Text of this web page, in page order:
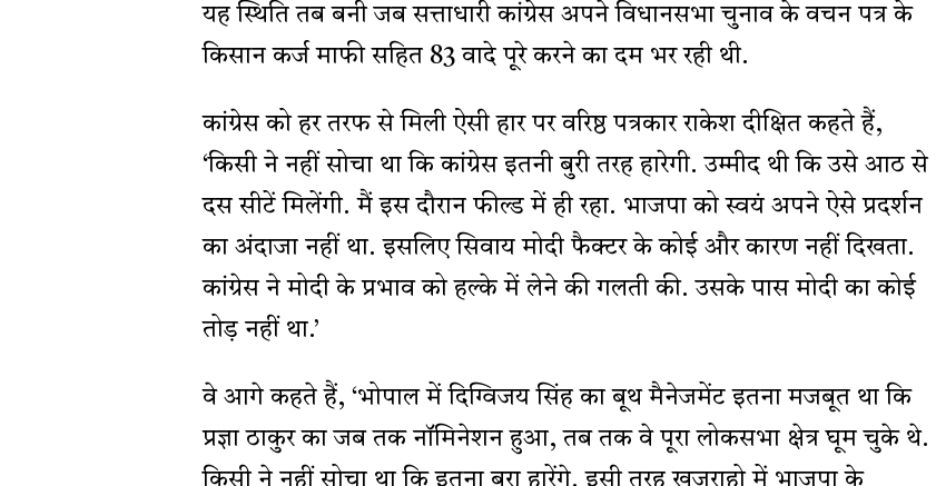
यह स्थिति तब बनी जब सत्ताधारी कांग्रेस अपने विधानसभा चुनाव के वचन पत्र के
किसान कर्ज माफी सहित 83 वादे पूरे करने का दम भर रही थी.
कांग्रेस को हर तरफ से मिली ऐसी हार पर वरिष्ठ पत्रकार राकेश दीक्षित कहते हैं,
‘किसी ने नहीं सोचा था कि कांग्रेस इतनी बुरी तरह हारेगी. उम्मीद थी कि उसे आठ से
दस सीटें मिलेंगी. मैं इस दौरान फील्ड में ही रहा. भाजपा को स्वयं अपने ऐसे प्रदर्शन
का अंदाजा नहीं था. इसलिए सिवाय मोदी फैक्टर के कोई और कारण नहीं दिखता.
कांग्रेस ने मोदी के प्रभाव को हल्के में लेने की गलती की. उसके पास मोदी का कोई
तोड़ नहीं था.’
वे आगे कहते हैं, ‘भोपाल में दिग्विजय सिंह का बूथ मैनेजमेंट इतना मजबूत था कि
प्रज्ञा ठाकुर का जब तक नॉमिनेशन हुआ, तब तक वे पूरा लोकसभा क्षेत्र घूम चुके थे.
किसी ने नहीं सोचा था कि इतना बुरा हारेंगे. इसी तरह खजुराहो में भाजपा के